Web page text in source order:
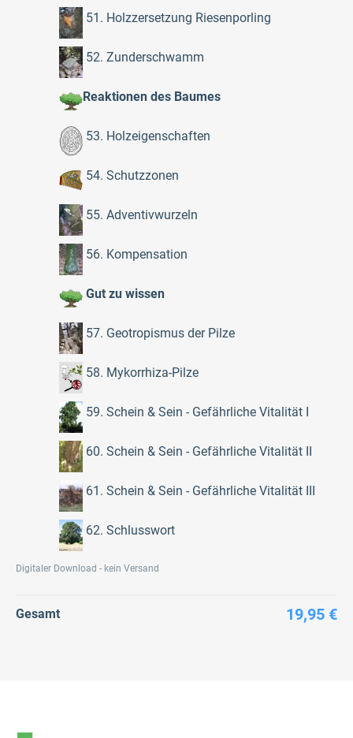
51. Holzzersetzung Riesenporling
52. Zunderschwamm
Reaktionen des Baumes
53. Holzeigenschaften
54. Schutzzonen
55. Adventivwurzeln
56. Kompensation
Gut zu wissen
57. Geotropismus der Pilze
58. Mykorrhiza-Pilze
59. Schein & Sein - Gefährliche Vitalität I
60. Schein & Sein - Gefährliche Vitalität II
61. Schein & Sein - Gefährliche Vitalität III
62. Schlusswort
Digitaler Download - kein Versand
Gesamt 19,95 €